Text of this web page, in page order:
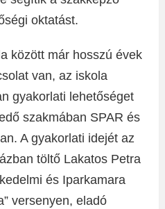
oktatást.
között már hosszú évek
van, az iskola
gyakorlati lehetőséget
szakmában SPAR és
A gyakorlati idejét az
töltő Lakatos Petra
és Iparkamara
versenyen, eladó